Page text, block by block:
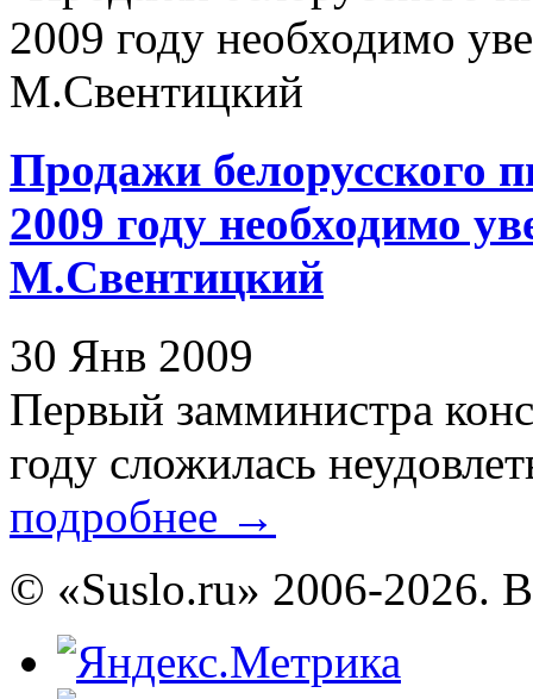
Продажи белорусского
2009 году необходимо
М.Свентицкий
30 Янв 2009
Первый замминистра
году сложилась
подробнее →
© «Suslo.ru» 2006-2026.